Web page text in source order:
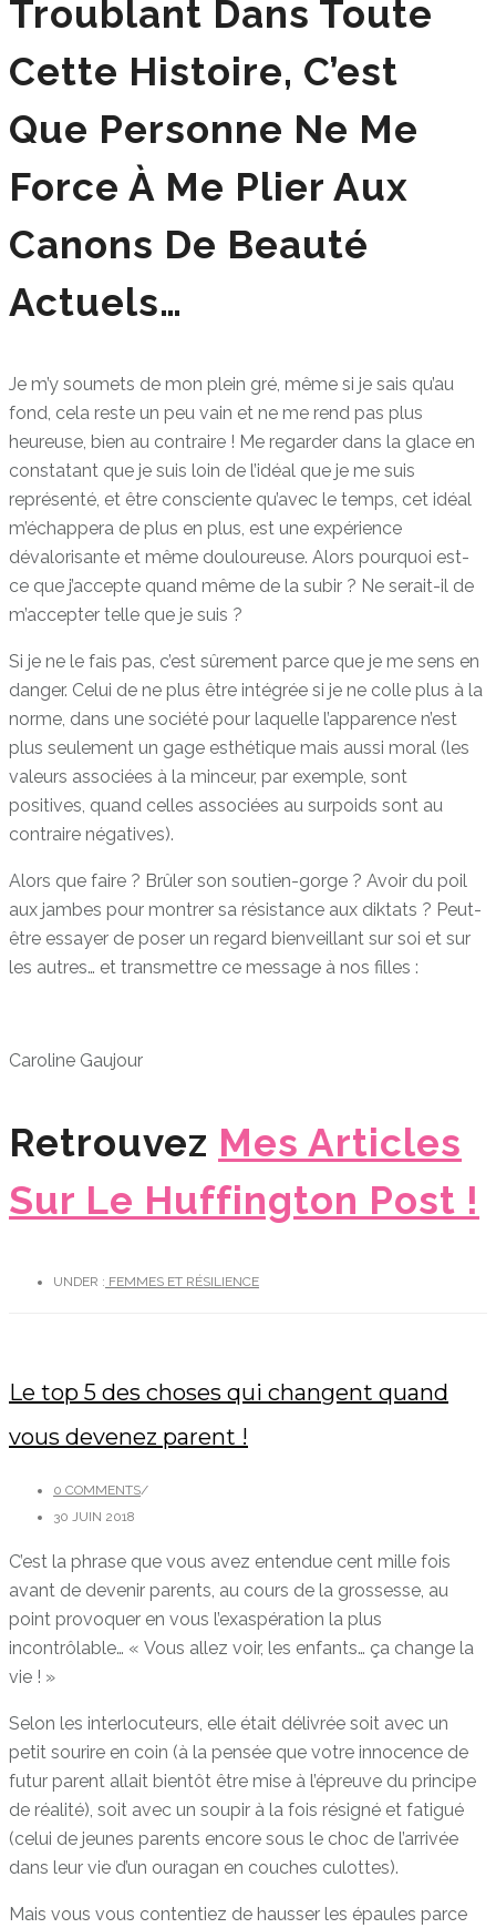
Troublant Dans Toute
Cette Histoire, C’est
Que Personne Ne Me
Force À Me Plier Aux
Canons De Beauté
Actuels…
Je m’y soumets de mon plein gré, même si je sais qu’au
fond, cela reste un peu vain et ne me rend pas plus
heureuse, bien au contraire ! Me regarder dans la glace en
constatant que je suis loin de l’idéal que je me suis
représenté, et être consciente qu’avec le temps, cet idéal
m’échappera de plus en plus, est une expérience
dévalorisante et même douloureuse. Alors pourquoi est-
ce que j’accepte quand même de la subir ? Ne serait-il de
m’accepter telle que je suis ?
Si je ne le fais pas, c’est sûrement parce que je me sens en
danger. Celui de ne plus être intégrée si je ne colle plus à la
norme, dans une société pour laquelle l’apparence n’est
plus seulement un gage esthétique mais aussi moral (les
valeurs associées à la minceur, par exemple, sont
positives, quand celles associées au surpoids sont au
contraire négatives).
Alors que faire ? Brûler son soutien-gorge ? Avoir du poil
aux jambes pour montrer sa résistance aux diktats ? Peut-
être essayer de poser un regard bienveillant sur soi et sur
les autres… et transmettre ce message à nos filles :
Caroline Gaujour
Retrouvez Mes Articles
Sur Le Huffington Post !
UNDER : FEMMES ET RÉSILIENCE
Le top 5 des choses qui changent quand
vous devenez parent !
0 COMMENTS/
30 JUIN 2018
C’est la phrase que vous avez entendue cent mille fois
avant de devenir parents, au cours de la grossesse, au
point provoquer en vous l’exaspération la plus
incontrôlable… « Vous allez voir, les enfants… ça change la
vie ! »
Selon les interlocuteurs, elle était délivrée soit avec un
petit sourire en coin (à la pensée que votre innocence de
futur parent allait bientôt être mise à l’épreuve du principe
de réalité), soit avec un soupir à la fois résigné et fatigué
(celui de jeunes parents encore sous le choc de l’arrivée
dans leur vie d’un ouragan en couches culottes).
Mais vous vous contentiez de hausser les épaules parce